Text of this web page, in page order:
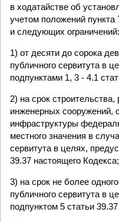
в ходатайстве об
учетом положений пункта
и следующих ограничений:
1) от десяти до сорока
публичного сервитута в
подпунктами 1, 3 - 4.1
2) на срок
инженерных сооружений,
инфраструктуры
местного значения в
сервитута в целях,
39.37 настоящего Кодекса;
3) на срок не более
публичного сервитута в
подпунктом 5 статьи